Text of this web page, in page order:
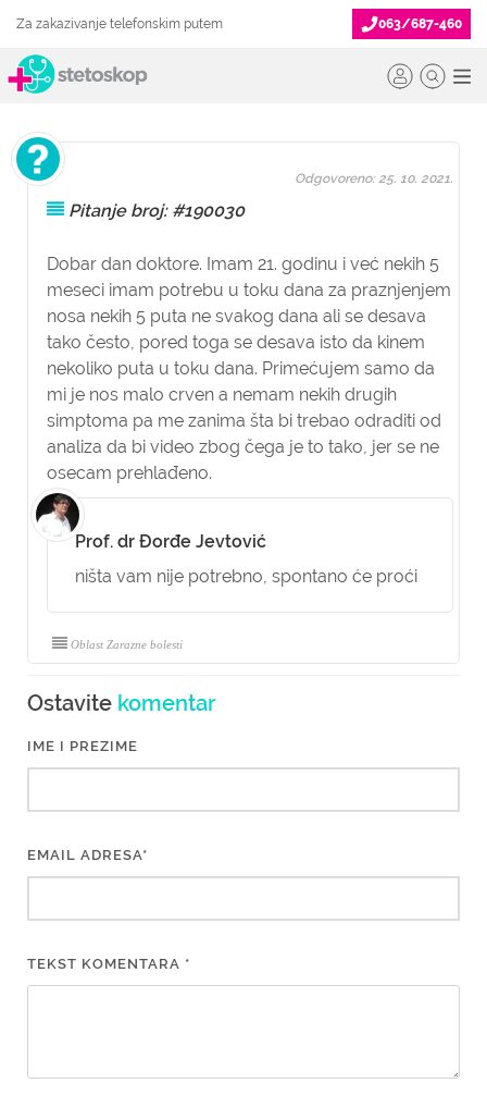
Za zakazivanje telefonskim putem 063/687-460
Pitanje broj: #190030
Dobar dan doktore. Imam 21. godinu i već nekih 5
meseci imam potrebu u toku dana za praznjenjem
nosa nekih 5 puta ne svakog dana ali se desava
tako često, pored toga se desava isto da kinem
nekoliko puta u toku dana. Primećujem samo da
mi je nos malo crven a nemam nekih drugih
simptoma pa me zanima šta bi trebao odraditi od
analiza da bi video zbog čega je to tako, jer se ne
osecam prehlađeno.
Odgovoreno: 25. 10. 2021.
Prof. dr Đorđe Jevtović
ništa vam nije potrebno, spontano će proći
Oblast Zarazne bolesti
Ostavite komentar
IME I PREZIME
EMAIL ADRESA*
TEKST KOMENTARA *